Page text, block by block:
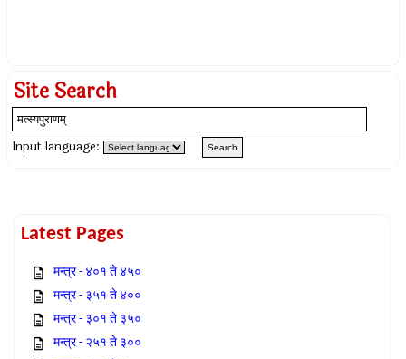
Site Search
Input language:
Latest Pages
मन्त्र - ४०१ ते ४५०
मन्त्र - ३५१ ते ४००
मन्त्र - ३०१ ते ३५०
मन्त्र - २५१ ते ३००